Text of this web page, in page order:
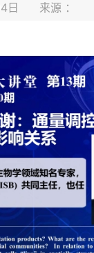
04日 来源 ：